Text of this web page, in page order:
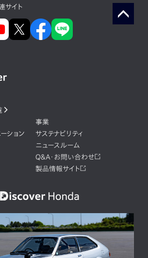
サイト
事業
ション
サステナビリティ
ニュースルーム
Q&A・お問い合わせ
製品情報サイト